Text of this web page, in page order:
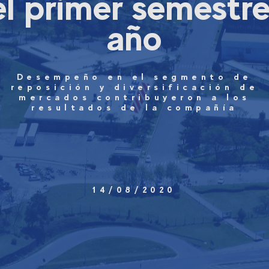
año
Desempeño en el segmento de
reposición y diversificación de
mercados contribuyeron a los
resultados de la compañía
14/08/2020